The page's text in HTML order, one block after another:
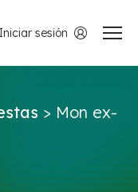
Iniciar sesión
> Mon ex-